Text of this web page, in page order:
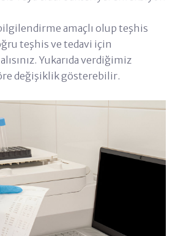
amaçlı olup teşhis
teşhis ve tedavi için
Yukarıda verdiğimiz
değişiklik gösterebilir.